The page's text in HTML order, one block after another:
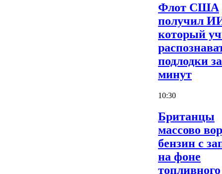
Флот США
получил
который
подлодки
минут
10:30
Британцы
массово
бензин с
на фоне
топливного